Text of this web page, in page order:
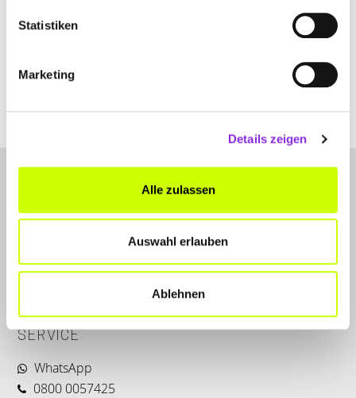
Statistiken
Marketing
Details zeigen
Alle zulassen
Auswahl erlauben
Ablehnen
www.deko-thome.de
LET'S CONNECT
SERVICE
WhatsApp
0800 0057425